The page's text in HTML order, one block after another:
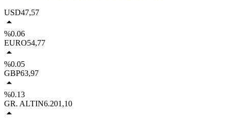
USD47,57
%0.06
EURO54,77
%0.05
GBP63,97
%0.13
GR. ALTIN6.201,10